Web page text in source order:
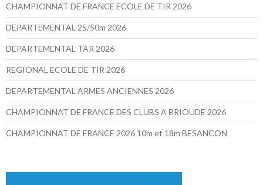
CHAMPIONNAT DE FRANCE ECOLE DE TIR 2026
DEPARTEMENTAL 25/50m 2026
DEPARTEMENTAL TAR 2026
REGIONAL ECOLE DE TIR 2026
DEPARTEMENTAL ARMES ANCIENNES 2026
CHAMPIONNAT DE FRANCE DES CLUBS A BRIOUDE 2026
CHAMPIONNAT DE FRANCE 2026 10m et 18m BESANCON